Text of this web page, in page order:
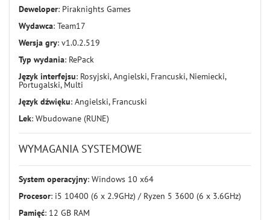
Deweloper: Piraknights Games
Wydawca: Team17
Wersja gry: v1.0.2.519
Typ wydania: RePack
Język interfejsu: Rosyjski, Angielski, Francuski, Niemiecki,
Portugalski, Multi
Język dźwięku: Angielski, Francuski
Lek: Wbudowane (RUNE)
WYMAGANIA SYSTEMOWE
System operacyjny: Windows 10 x64
Procesor: i5 10400 (6 x 2.9GHz) / Ryzen 5 3600 (6 x 3.6GHz)
Pamięć: 12 GB RAM